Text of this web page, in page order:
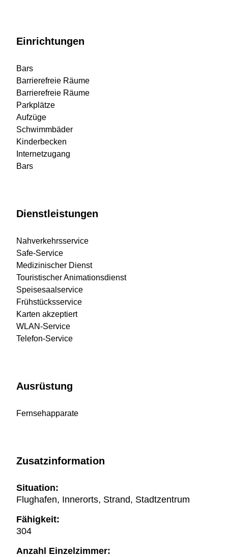
Einrichtungen
Bars
Barrierefreie Räume
Barrierefreie Räume
Parkplätze
Aufzüge
Schwimmbäder
Kinderbecken
Internetzugang
Bars
Dienstleistungen
Nahverkehrsservice
Safe-Service
Medizinischer Dienst
Touristischer Animationsdienst
Speisesaalservice
Frühstücksservice
Karten akzeptiert
WLAN-Service
Telefon-Service
Ausrüstung
Fernsehapparate
Zusatzinformation
Situation:
Flughafen, Innerorts, Strand, Stadtzentrum
Fähigkeit:
304
Anzahl Einzelzimmer: